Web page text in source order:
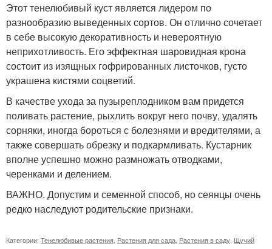
Этот тенелюбивый куст является лидером по
разнообразию выведенных сортов. Он отлично сочетает
в себе высокую декоративность и невероятную
неприхотливость. Его эффектная шаровидная крона
состоит из изящных гофрированных листочков, густо
украшена кистями соцветий.
В качестве ухода за пузыреплодником вам придется
поливать растение, рыхлить вокруг него почву, удалять
сорняки, иногда бороться с болезнями и вредителями, а
также совершать обрезку и подкармливать. Кустарник
вполне успешно можно размножать отводками,
черенками и делением.
ВАЖНО. Допустим и семенной способ, но сеянцы очень
редко наследуют родительские признаки.
Категории: Тенелюбивые растения Растения для сада Растения в саду Щучий